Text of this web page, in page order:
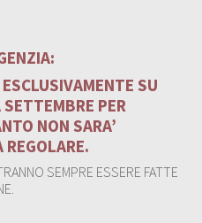
SU
PER
NON SARA’
REGOLARE.
SEMPRE ESSERE FATTE